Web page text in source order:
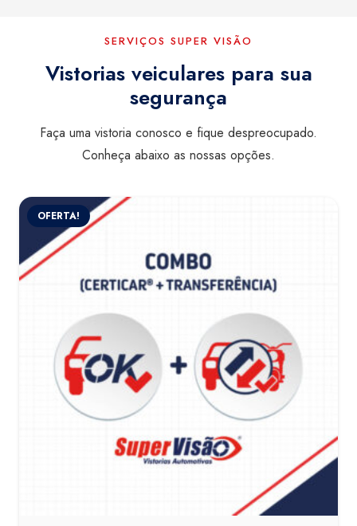
SERVIÇOS SUPER VISÃO
Vistorias veiculares para sua
segurança
Faça uma vistoria conosco e fique despreocupado.
Conheça abaixo as nossas opções.
OFERTA!